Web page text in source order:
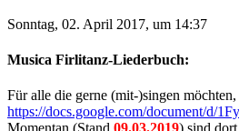
Sonntag, 02. April 2017, um 14:37
Musica Firlitanz-Liederbuch:
Für alle die gerne (mit-)singen
https://docs.google.com/document/d/